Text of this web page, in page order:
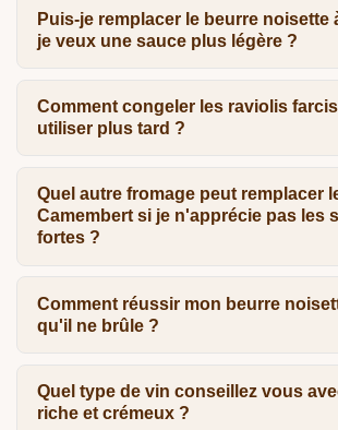
Puis-je remplacer le beurre noisette
je veux une sauce plus légère ?
Comment congeler les raviolis
utiliser plus tard ?
Quel autre fromage peut remplacer
Camembert si je n'apprécie pas les
fortes ?
Comment réussir mon beurre
qu'il ne brûle ?
Quel type de vin conseillez vous
riche et crémeux ?